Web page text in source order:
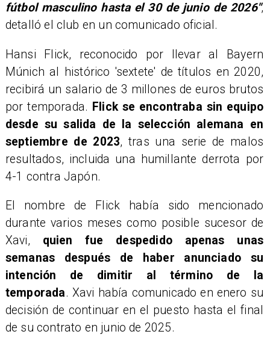
fútbol masculino hasta el 30 de junio de 2026",
detalló el club en un comunicado oficial.
Hansi Flick, reconocido por llevar al Bayern
Múnich al histórico 'sextete' de títulos en 2020,
recibirá un salario de 3 millones de euros brutos
por temporada. Flick se encontraba sin equipo
desde su salida de la selección alemana en
septiembre de 2023, tras una serie de malos
resultados, incluida una humillante derrota por
4-1 contra Japón.
El nombre de Flick había sido mencionado
durante varios meses como posible sucesor de
Xavi, quien fue despedido apenas unas
semanas después de haber anunciado su
intención de dimitir al término de la
temporada. Xavi había comunicado en enero su
decisión de continuar en el puesto hasta el final
de su contrato en junio de 2025.